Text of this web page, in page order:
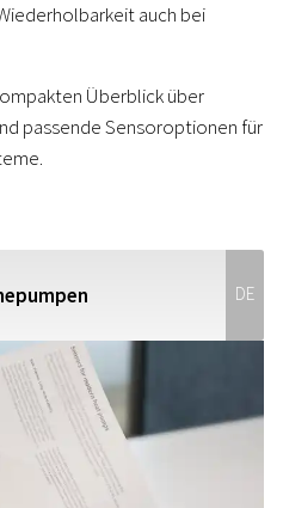
auch bei
Überblick über
passende Sensoroptionen für
DE